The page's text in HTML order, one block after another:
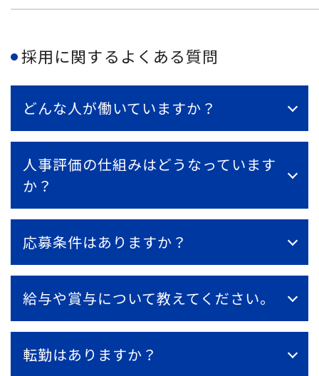
採用に関するよくある質問
どんな人が働いていますか？
人事評価の仕組みはどうなっています
か？
応募条件はありますか？
給与や賞与について教えてください。
転勤はありますか？